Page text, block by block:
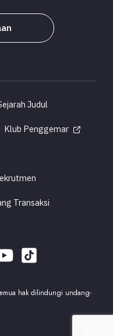
Judul
Klub Penggemar
Transaksi
hak dilindungi undang-